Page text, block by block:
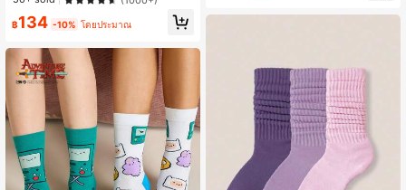
ฤดู
#6 ขายดี
ลูกค้ากลับมาซื้อซ้ำ!
฿134 -10% โดยประมาณ